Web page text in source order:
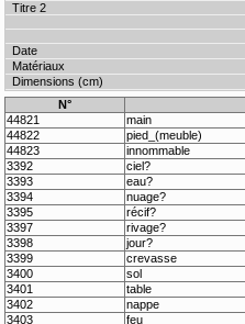
N°
44821
main
44822
pied_(meuble)
44823
innommable
3392
ciel?
3393
eau?
3394
nuage?
3395
récif?
3397
rivage?
3398
jour?
3399
crevasse
3400
sol
3401
table
3402
nappe
3403
feu